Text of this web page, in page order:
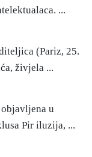
...
(Pariz, 25.
živjela ...
u
Pir iluzija, ...